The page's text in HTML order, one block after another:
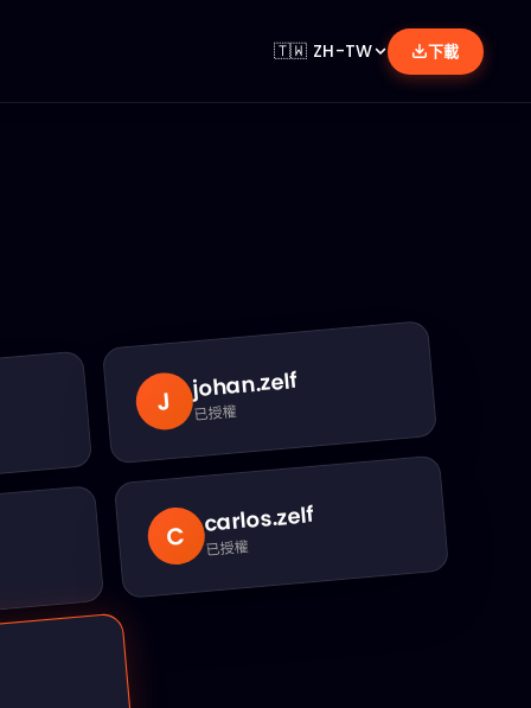
🇹🇼 ZH-TW 下載
J johan.zelf
已授權
C carlos.zelf
已授權